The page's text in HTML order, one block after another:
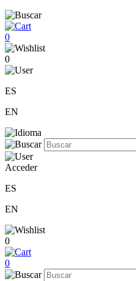
0
0
ES
EN
Acceder
ES
EN
0
0